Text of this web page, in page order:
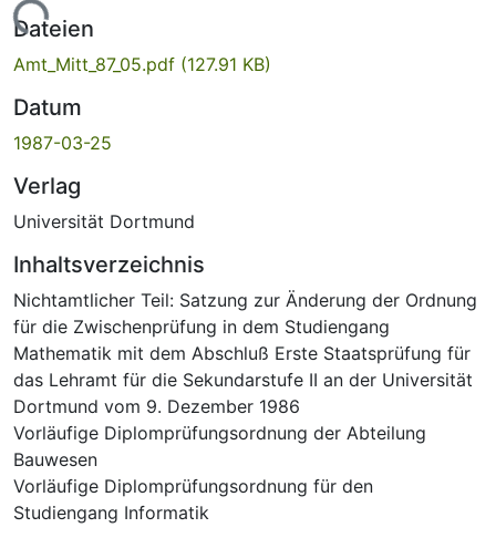
Lade...
Dateien
Amt_Mitt_87_05.pdf (127.91 KB)
Datum
1987-03-25
Verlag
Universität Dortmund
Inhaltsverzeichnis
Nichtamtlicher Teil: Satzung zur Änderung der Ordnung
für die Zwischenprüfung in dem Studiengang
Mathematik mit dem Abschluß Erste Staatsprüfung für
das Lehramt für die Sekundarstufe II an der Universität
Dortmund vom 9. Dezember 1986
Vorläufige Diplomprüfungsordnung der Abteilung
Bauwesen
Vorläufige Diplomprüfungsordnung für den
Studiengang Informatik